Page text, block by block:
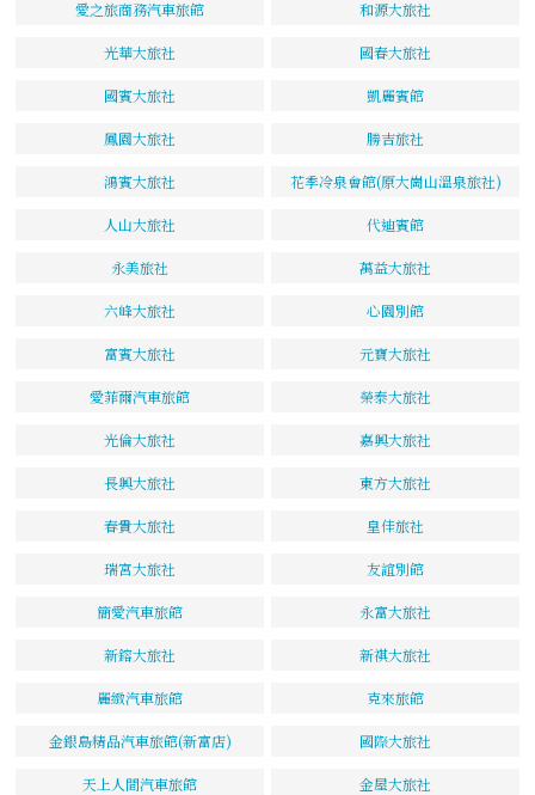
愛之旅商務汽車旅館 和源大旅社
光華大旅社 國春大旅社
國賓大旅社 凱麗賓館
鳳園大旅社 勝吉旅社
鴻賓大旅社 花季冷泉會館(原大崗山溫泉旅社)
人山大旅社 代迪賓館
永美旅社 萬益大旅社
六峰大旅社 心園別館
富賓大旅社 元寶大旅社
愛菲爾汽車旅館 榮泰大旅社
光倫大旅社 嘉興大旅社
長興大旅社 東方大旅社
春貴大旅社 皇佳旅社
瑞宮大旅社 友誼別館
簡愛汽車旅館 永富大旅社
新鎔大旅社 新祺大旅社
麗緻汽車旅館 克來旅館
金銀島精品汽車旅館(新富店) 國際大旅社
天上人間汽車旅館 金屋大旅社